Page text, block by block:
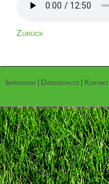
Zurück
Impressum Datenschutz Kontakt